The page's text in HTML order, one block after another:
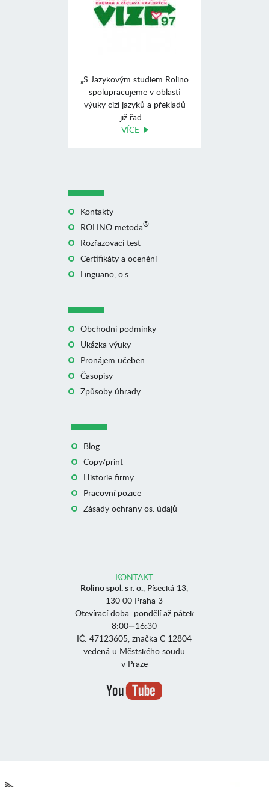
„S Jazykovým studiem Rolino
spolupracujeme v oblasti
výuky cizí jazyků a překladů
již řad ...
VÍCE
Kontakty
ROLINO metoda®
Rozřazovací test
Certifikáty a ocenění
Linguano, o.s.
Obchodní podmínky
Ukázka výuky
Pronájem učeben
Časopisy
Způsoby úhrady
Blog
Copy/print
Historie firmy
Pracovní pozice
Zásady ochrany os. údajů
KONTAKT
Rolino spol. s r. o., Písecká 13,
130 00 Praha 3
Otevírací doba: pondělí až pátek
8:00—16:30
IČ: 47123605, značka C 12804
vedená u Městského soudu
v Praze